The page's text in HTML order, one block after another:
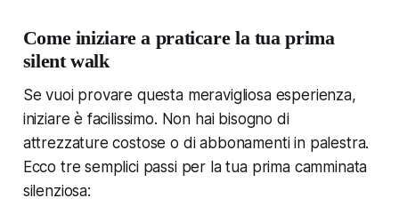
Come iniziare a praticare la tua prima
silent walk
Se vuoi provare questa meravigliosa esperienza,
iniziare è facilissimo. Non hai bisogno di
attrezzature costose o di abbonamenti in palestra.
Ecco tre semplici passi per la tua prima camminata
silenziosa: